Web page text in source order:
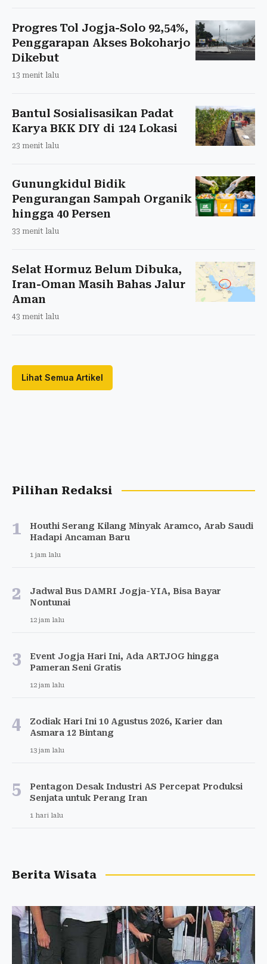
Progres Tol Jogja-Solo 92,54%,
Penggarapan Akses Bokoharjo
Dikebut
13 menit lalu
Bantul Sosialisasikan Padat
Karya BKK DIY di 124 Lokasi
23 menit lalu
Gunungkidul Bidik
Pengurangan Sampah Organik
hingga 40 Persen
33 menit lalu
Selat Hormuz Belum Dibuka,
Iran-Oman Masih Bahas Jalur
Aman
43 menit lalu
Lihat Semua Artikel
Pilihan Redaksi
1
Houthi Serang Kilang Minyak Aramco, Arab Saudi
Hadapi Ancaman Baru
1 jam lalu
2
Jadwal Bus DAMRI Jogja-YIA, Bisa Bayar
Nontunai
12 jam lalu
3
Event Jogja Hari Ini, Ada ARTJOG hingga
Pameran Seni Gratis
12 jam lalu
4
Zodiak Hari Ini 10 Agustus 2026, Karier dan
Asmara 12 Bintang
13 jam lalu
5
Pentagon Desak Industri AS Percepat Produksi
Senjata untuk Perang Iran
1 hari lalu
Berita Wisata